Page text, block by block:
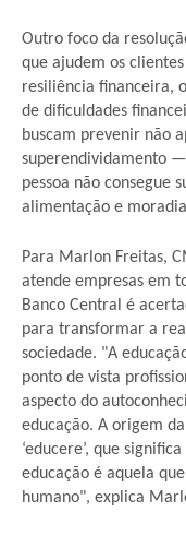
Outro foco da
que ajudem os
resiliência financeira,
de dificuldades
buscam prevenir não
superendividamento
pessoa não consegue
alimentação e
Para Marlon Freitas,
atende empresas em
Banco Central é
para transformar a
sociedade. "A
ponto de vista
aspecto do
educação. A origem
‘educere’, que
educação é aquela
humano", explica